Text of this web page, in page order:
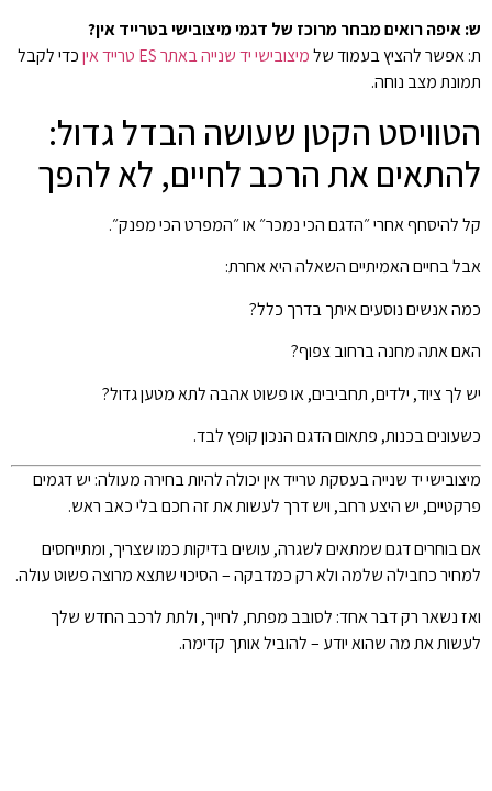
ש: איפה רואים מבחר מרוכז של דגמי מיצובישי בטרייד אין?
ת: אפשר להציץ בעמוד שלמיצובישי יד שנייה באתר ES טרייד אין
כדי לקבל
תמונת מצב נוחה.
הטוויסט הקטן שעושה הבדל גדול:
להתאים את הרכב לחיים, לא להפך
קל להיסחף אחרי ״הדגם הכי נמכר״ או ״המפרט הכי מפנק״.
אבל בחיים האמיתיים השאלה היא אחרת:
כמה אנשים נוסעים איתך בדרך כלל?
האם אתה מחנה ברחוב צפוף?
יש לך ציוד, ילדים, תחביבים, או פשוט אהבה לתא מטען גדול?
כשעונים בכנות, פתאום הדגם הנכון קופץ לבד.
מיצובישי יד שנייה בעסקת טרייד אין יכולה להיות בחירה מעולה: יש דגמים
פרקטיים, יש היצע רחב, ויש דרך לעשות את זה חכם בלי כאב ראש.
אם בוחרים דגם שמתאים לשגרה, עושים בדיקות כמו שצריך, ומתייחסים
למחיר כחבילה שלמה ולא רק כמדבקה – הסיכוי שתצא מרוצה פשוט עולה.
ואז נשאר רק דבר אחד: לסובב מפתח, לחייך, ולתת לרכב החדש שלך
לעשות את מה שהוא יודע – להוביל אותך קדימה.